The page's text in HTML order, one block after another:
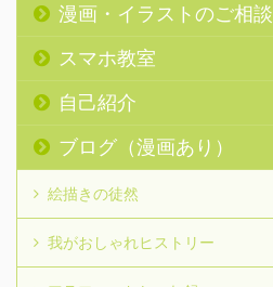
漫画・イラストのご相談
スマホ教室
自己紹介
ブログ（漫画あり）
絵描きの徒然
我がおしゃれヒストリー